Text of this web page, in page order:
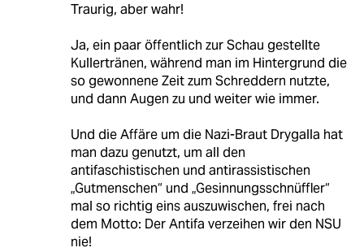
Traurig, aber wahr!
Ja, ein paar öffentlich zur Schau gestellte
Kullertränen, während man im Hintergrund die
so gewonnene Zeit zum Schreddern nutzte,
und dann Augen zu und weiter wie immer.
Und die Affäre um die Nazi-Braut Drygalla hat
man dazu genutzt, um all den
antifaschistischen und antirassistischen
„Gutmenschen“ und „Gesinnungsschnüffler“
mal so richtig eins auszuwischen, frei nach
dem Motto: Der Antifa verzeihen wir den NSU
nie!